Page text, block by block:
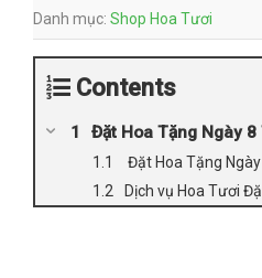
Danh mục: Shop Hoa Tươi
Contents
Đặt Hoa Tặng Ngày
Đặt Hoa Tặng
Dịch vụ Hoa Tươi